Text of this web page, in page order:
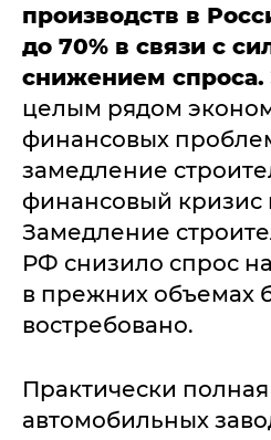
производств в
до 70% в связи с
снижением спроса.
целым рядом
финансовых
замедление
финансовый кризис
Замедление
РФ снизило спрос
в прежних объемах
востребовано.
Практически
автомобильных